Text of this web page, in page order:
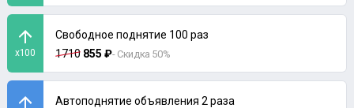
x100
Свободное поднятие 100 раз
1710 855 ₽- Скидка 50%
Автоподнятие объявления 2 раза